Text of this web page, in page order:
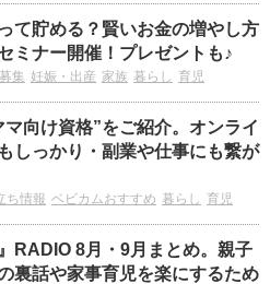
て貯める？賢いお金の増やし方
ミナー開催！プレゼントも♪
募集 妊娠・出産 家族 暮らし 育児
向け資格”をご紹介。オンライ
しっかり・副業や仕事にも繋が
ち情報 ベビカムおすすめ 暮らし 育児
RADIO 8月・9月まとめ。親子
裏話や家事育児を楽にするため